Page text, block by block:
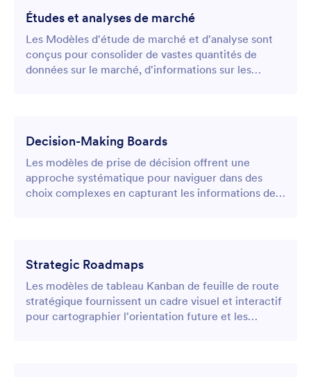
Études et analyses de marché
Les Modèles d'étude de marché et d'analyse sont
conçus pour consolider de vastes quantités de
données sur le marché, d'informations sur les
Decision-Making Boards
Les modèles de prise de décision offrent une
approche systématique pour naviguer dans des
choix complexes en capturant les informations des
Strategic Roadmaps
Les modèles de tableau Kanban de feuille de route
stratégique fournissent un cadre visuel et interactif
pour cartographier l'orientation future et les